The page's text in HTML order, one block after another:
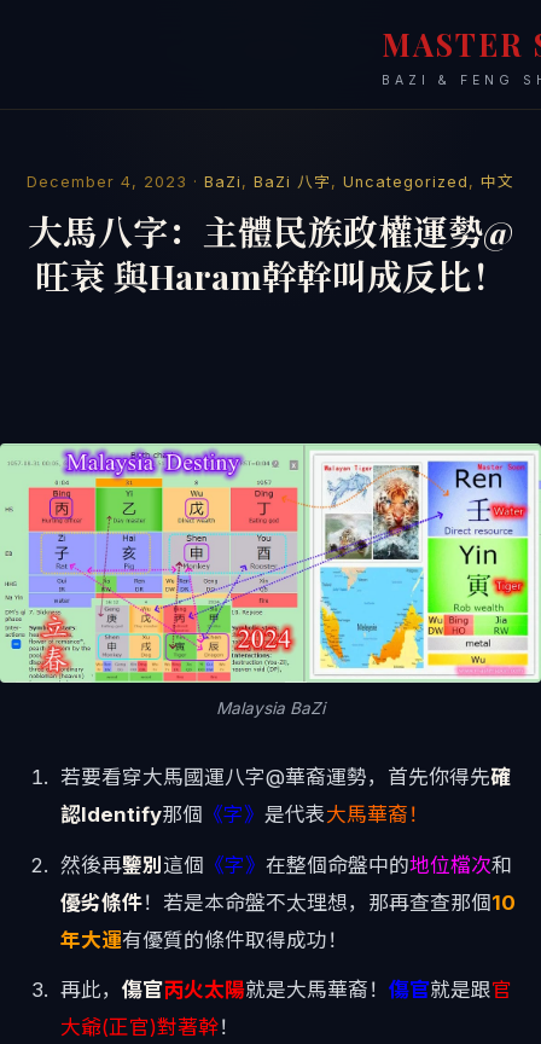
MASTER
BAZI & FENG
December 4, 2023 · BaZi , BaZi 八字 , Uncategorized , 中文
大馬八字：主體民族政權運勢@
旺衰 與Haram幹幹叫成反比！
Malaysia BaZi
若要看穿大馬國運八字@華裔運勢，首先你得先確
認Identify那個 《字》是代表大馬華裔！
然後再鑒別這個 《字》在整個命盤中的地位檔次和
優劣條件！若是本命盤不太理想，那再查查那個10
年大運有優質的條件取得成功！
再此，傷官丙火太陽就是大馬華裔！傷官就是跟官
大爺(正官)對著幹！